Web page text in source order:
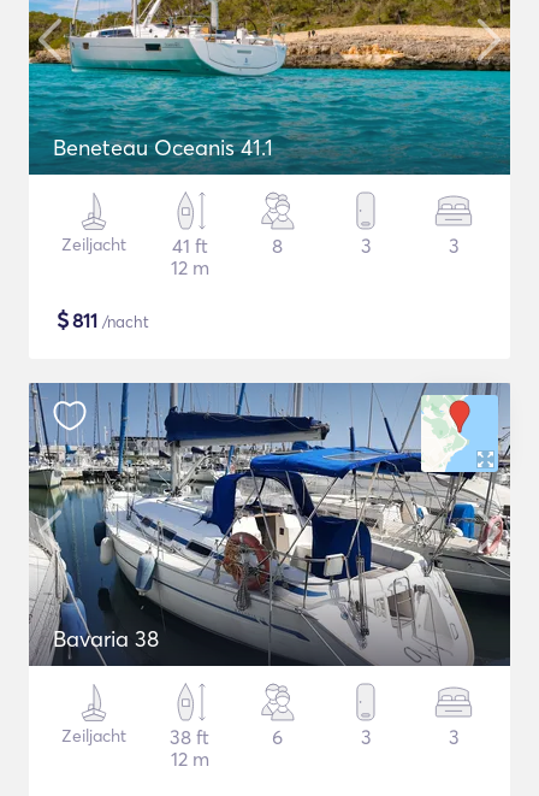
Beneteau Oceanis 41.1
Zeiljacht
41 ft
12 m
8 3 3
$811 /nacht
Bavaria 38
Zeiljacht
38 ft
12 m
6 3 3